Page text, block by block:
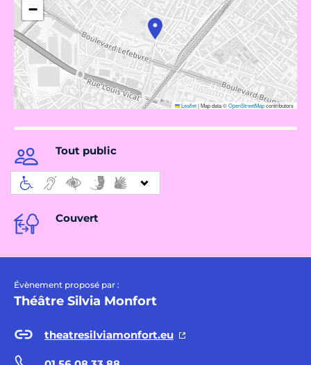
−
Leaflet|Map data ©OpenStreetMapcontributors
Tout public
Couvert
Évènement proposé par :
Théâtre Silvia Monfort
theatresilviamonfort.eu